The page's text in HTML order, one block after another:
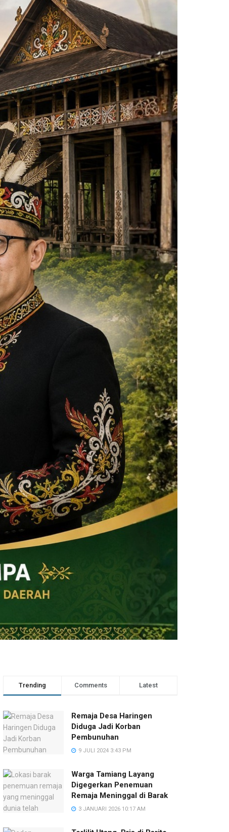
Trending Comments Latest
Remaja Desa Haringen
Diduga Jadi Korban
Pembunuhan
9 JULI 2024 3:43 PM
Warga Tamiang Layang
Digegerkan Penemuan
Remaja Meninggal di Barak
3 JANUARI 2026 10:17 AM